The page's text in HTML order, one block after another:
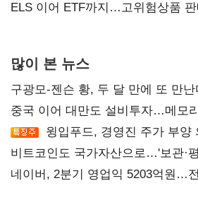
ELS 이어 ETF까지…고위험상품
많이 본 뉴스
구광모-젠슨 황, 두 달 만에 또 만
중국 이어 대만도 설비투자…메모리
윙입푸드, 경영진 주가 부양
비트코인도 국가자산으로…'보관·
숙제
네이버, 2분기 영업익 5203억원…